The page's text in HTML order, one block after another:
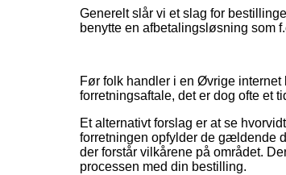
Generelt slår vi et slag for
benytte en afbetalingsløsning som
Før folk handler i en Øvrige
forretningsaftale, det er dog ofte et
Et alternativt forslag er at se
forretningen opfylder de gældende
der forstår vilkårene på området.
processen med din bestilling.